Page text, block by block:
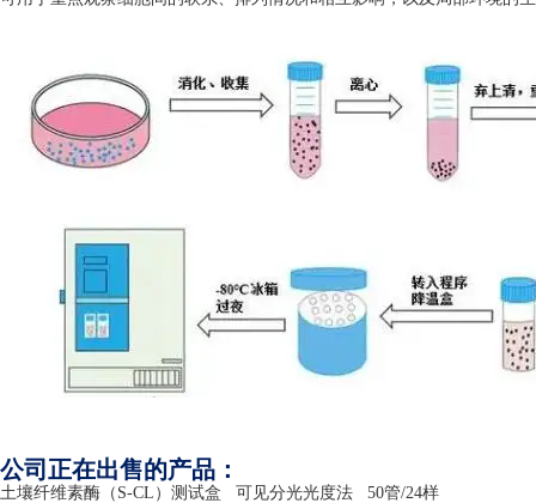
公司正在出售的产品：
土壤纤维素酶（ S-CL ）测试盒 可见分光光度法 50管/24样